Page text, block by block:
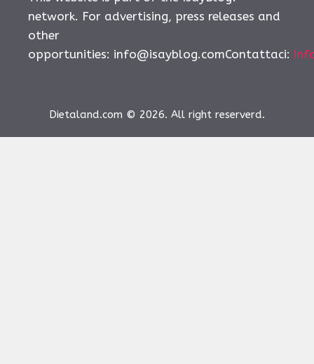
network. For advertising, press releases and
other
opportunities: info@isayblog.comContattaci:
Dietaland.com © 2026. All right reserverd.